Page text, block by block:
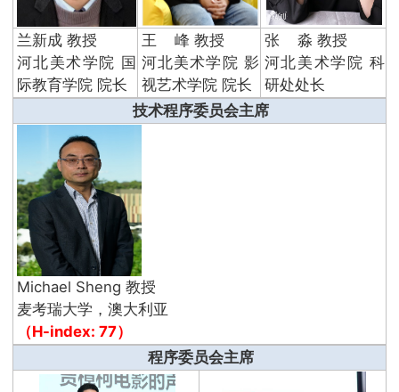
兰新成 教授
河北美术学院 国
际教育学院 院长
王 峰 教授
河北美术学院 影
视艺术学院 院长
张 淼 教授
河北美术学院 科
研处处长
技术程序委员会主席
Michael Sheng 教授
麦考瑞大学，澳大利亚
（H-index: 77）
程序委员会主席